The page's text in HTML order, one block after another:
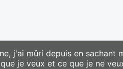
j'ai mûri depuis en sachant
je veux et ce que je ne